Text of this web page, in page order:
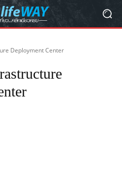
Deployment Center